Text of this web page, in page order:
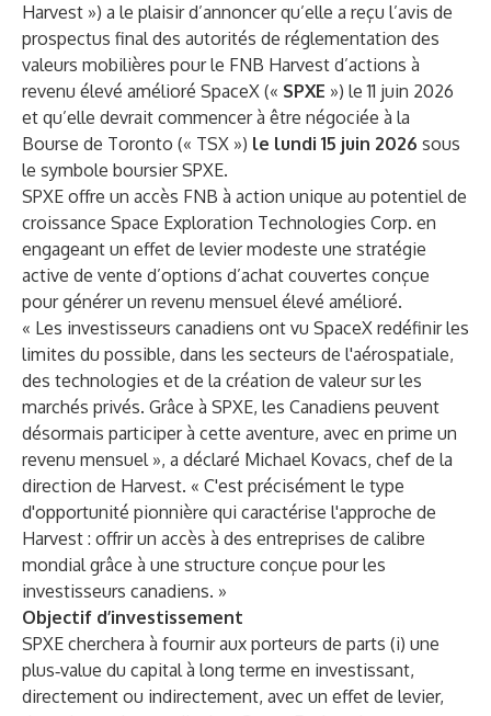
Harvest ») a le plaisir d’annoncer qu’elle a reçu l’avis de
prospectus final des autorités de réglementation des
valeurs mobilières pour le FNB Harvest d’actions à
revenu élevé amélioré SpaceX (« SPXE ») le 11 juin 2026
et qu’elle devrait commencer à être négociée à la
Bourse de Toronto (« TSX ») le lundi 15 juin 2026 sous
le symbole boursier SPXE.
SPXE offre un accès FNB à action unique au potentiel de
croissance Space Exploration Technologies Corp. en
engageant un effet de levier modeste une stratégie
active de vente d’options d’achat couvertes conçue
pour générer un revenu mensuel élevé amélioré.
« Les investisseurs canadiens ont vu SpaceX redéfinir les
limites du possible, dans les secteurs de l'aérospatiale,
des technologies et de la création de valeur sur les
marchés privés. Grâce à SPXE, les Canadiens peuvent
désormais participer à cette aventure, avec en prime un
revenu mensuel », a déclaré Michael Kovacs, chef de la
direction de Harvest. « C'est précisément le type
d'opportunité pionnière qui caractérise l'approche de
Harvest : offrir un accès à des entreprises de calibre
mondial grâce à une structure conçue pour les
investisseurs canadiens. »
Objectif d’investissement
SPXE cherchera à fournir aux porteurs de parts (i) une
plus‑value du capital à long terme en investissant,
directement ou indirectement, avec un effet de levier,